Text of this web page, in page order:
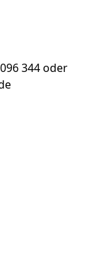
344 oder
Profile